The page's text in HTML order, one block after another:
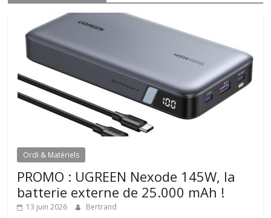
Ordi & Matériels
PROMO : UGREEN Nexode 145W, la
batterie externe de 25.000 mAh !
13 juin 2026 Bertrand